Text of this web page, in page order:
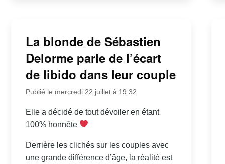
La blonde de Sébastien
Delorme parle de l’écart
de libido dans leur couple
Publié le mercredi 22 juillet à 19:32
Elle a décidé de tout dévoiler en étant
100% honnête
Derrière les clichés sur les couples avec
une grande différence d’âge, la réalité est